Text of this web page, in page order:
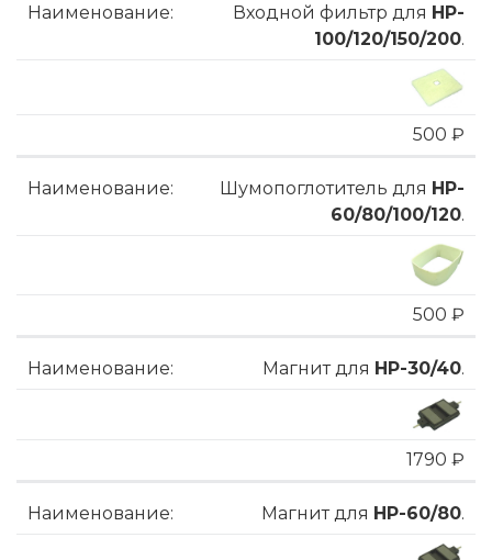
Входной фильтр для HP-
100/120/150/200.
500 ₽
Шумопоглотитель для HP-
60/80/100/120.
500 ₽
Магнит для HP-30/40.
1790 ₽
Магнит для HP-60/80.